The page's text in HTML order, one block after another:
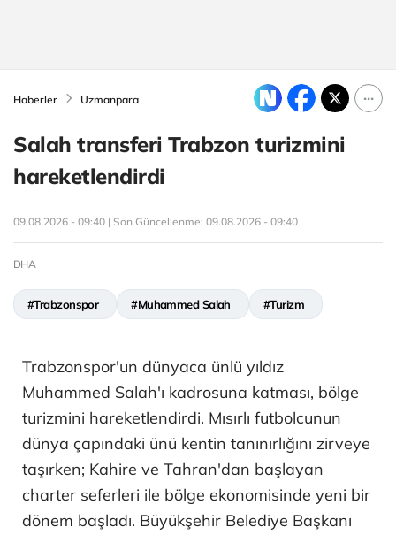
Haberler Uzmanpara
Salah transferi Trabzon turizmini
hareketlendirdi
09.08.2026 - 09:40 | Son Güncellenme: 09.08.2026 - 09:40
DHA
#Trabzonspor #Muhammed Salah #Turizm
Trabzonspor'un dünyaca ünlü yıldız
Muhammed Salah'ı kadrosuna katması, bölge
turizmini hareketlendirdi. Mısırlı futbolcunun
dünya çapındaki ünü kentin tanınırlığını zirveye
taşırken; Kahire ve Tahran'dan başlayan
charter seferleri ile bölge ekonomisinde yeni bir
dönem başladı. Büyükşehir Belediye Başkanı